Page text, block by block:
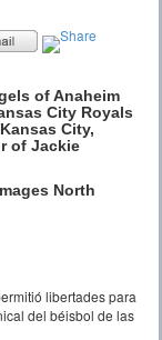
of Anaheim
City Royals
City,
of Jackie
North
libertades para
del béisbol de las